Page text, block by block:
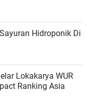
Hidroponik Di
Lokakarya WUR
Ranking Asia